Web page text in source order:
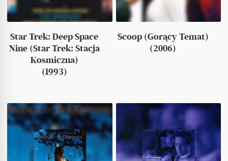
Star Trek: Deep Space
Nine (Star Trek: Stacja
Kosmiczna)
(1993)
Scoop (Gorący Temat)
(2006)